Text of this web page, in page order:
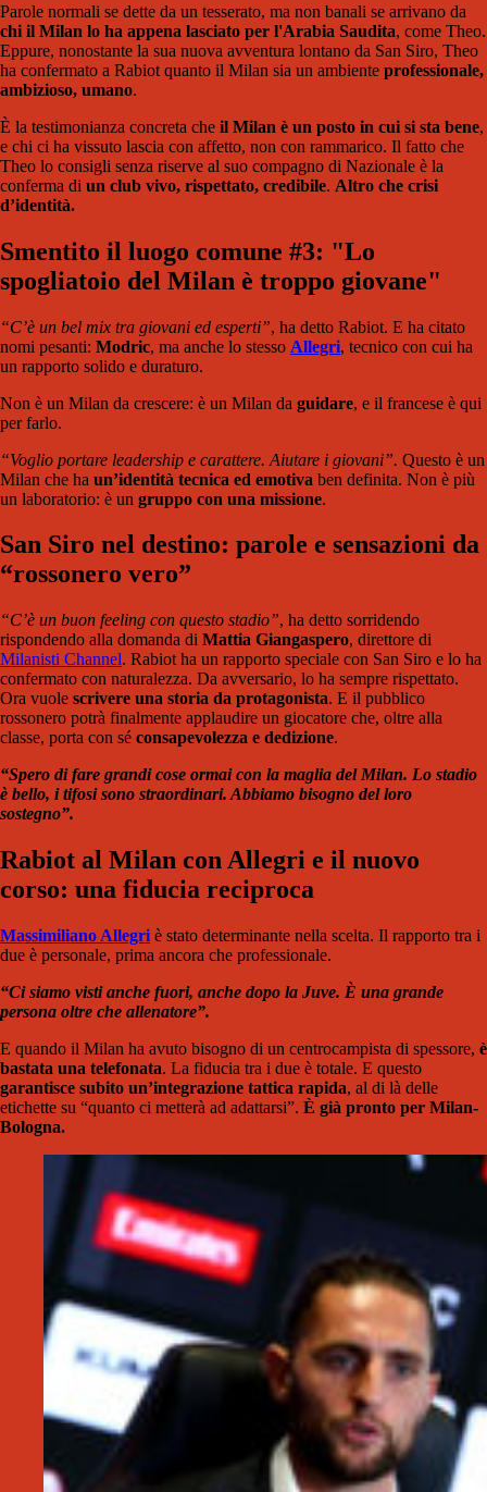
Parole normali se dette da un tesserato, ma non banali se arrivano da
chi il Milan lo ha appena lasciato per l'Arabia Saudita, come Theo.
Eppure, nonostante la sua nuova avventura lontano da San Siro, Theo
ha confermato a Rabiot quanto il Milan sia un ambiente professionale,
ambizioso, umano.
È la testimonianza concreta che il Milan è un posto in cui si sta bene,
e chi ci ha vissuto lascia con affetto, non con rammarico. Il fatto che
Theo lo consigli senza riserve al suo compagno di Nazionale è la
conferma di un club vivo, rispettato, credibile. Altro che crisi
d’identità.
Smentito il luogo comune #3: "Lo
spogliatoio del Milan è troppo giovane"
“C’è un bel mix tra giovani ed esperti”, ha detto Rabiot. E ha citato
nomi pesanti: Modric, ma anche lo stesso Allegri, tecnico con cui ha
un rapporto solido e duraturo.
Non è un Milan da crescere: è un Milan da guidare, e il francese è qui
per farlo.
“Voglio portare leadership e carattere. Aiutare i giovani”. Questo è un
Milan che ha un’identità tecnica ed emotiva ben definita. Non è più
un laboratorio: è un gruppo con una missione.
San Siro nel destino: parole e sensazioni da
“rossonero vero”
“C’è un buon feeling con questo stadio”, ha detto sorridendo
rispondendo alla domanda di Mattia Giangaspero, direttore di
Milanisti Channel. Rabiot ha un rapporto speciale con San Siro e lo ha
confermato con naturalezza. Da avversario, lo ha sempre rispettato.
Ora vuole scrivere una storia da protagonista. E il pubblico
rossonero potrà finalmente applaudire un giocatore che, oltre alla
classe, porta con sé consapevolezza e dedizione.
“Spero di fare grandi cose ormai con la maglia del Milan. Lo stadio
è bello, i tifosi sono straordinari. Abbiamo bisogno del loro
sostegno”.
Rabiot al Milan con Allegri e il nuovo
corso: una fiducia reciproca
Massimiliano Allegri è stato determinante nella scelta. Il rapporto tra i
due è personale, prima ancora che professionale.
“Ci siamo visti anche fuori, anche dopo la Juve. È una grande
persona oltre che allenatore”.
E quando il Milan ha avuto bisogno di un centrocampista di spessore, è
bastata una telefonata. La fiducia tra i due è totale. E questo
garantisce subito un’integrazione tattica rapida, al di là delle
etichette su “quanto ci metterà ad adattarsi”. È già pronto per Milan-
Bologna.